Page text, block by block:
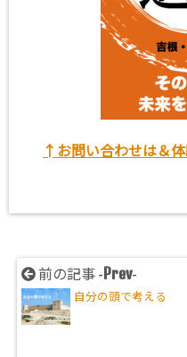
↑お問い合わせは＆体
前の記事 -Prev-
自分の頭で考える